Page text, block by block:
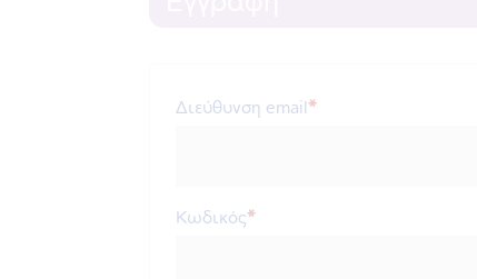
Διεύθυνση email*Απαιτείται
Κωδικός*Απαιτείται